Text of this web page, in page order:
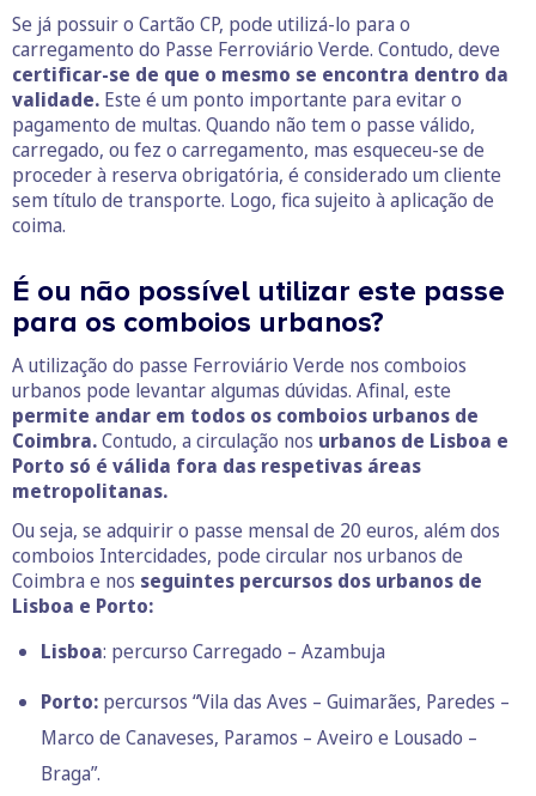
Se já possuir o Cartão CP, pode utilizá-lo para o
carregamento do Passe Ferroviário Verde. Contudo, deve
certificar-se de que o mesmo se encontra dentro da
validade. Este é um ponto importante para evitar o
pagamento de multas. Quando não tem o passe válido,
carregado, ou fez o carregamento, mas esqueceu-se de
proceder à reserva obrigatória, é considerado um cliente
sem título de transporte. Logo, fica sujeito à aplicação de
coima.
É ou não possível utilizar este passe
para os comboios urbanos?
A utilização do passe Ferroviário Verde nos comboios
urbanos pode levantar algumas dúvidas. Afinal, este
permite andar em todos os comboios urbanos de
Coimbra.Contudo, a circulação nos urbanos de Lisboa e
Porto só é válida fora das respetivas áreas
metropolitanas.
Ou seja, se adquirir o passe mensal de 20 euros, além dos
comboios Intercidades, pode circular nos urbanos de
Coimbra e nos seguintes percursos dos urbanos de
Lisboa e Porto:
Lisboa: percurso Carregado – Azambuja
Porto: percursos “Vila das Aves – Guimarães, Paredes –
Marco de Canaveses, Paramos – Aveiro e Lousado –
Braga”.